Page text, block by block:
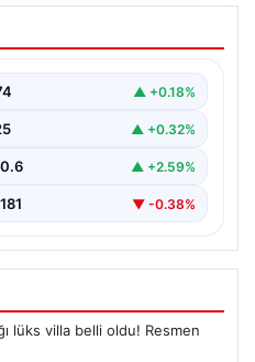
zaman
mart ayı
▲ +0.18%
▲ +0.32%
▲ +2.59%
▼ -0.38%
lüks villa belli oldu! Resmen